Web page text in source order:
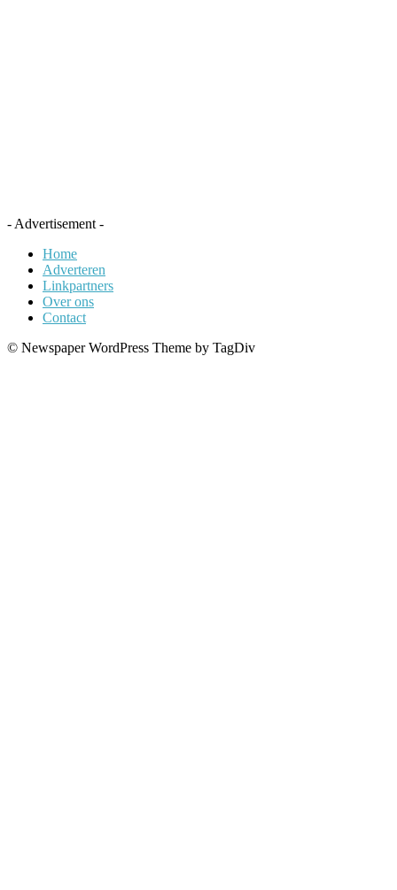
- Advertisement -
Home
Adverteren
Linkpartners
Over ons
Contact
© Newspaper WordPress Theme by TagDiv